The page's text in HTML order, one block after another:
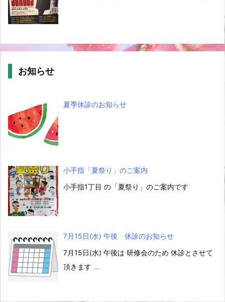
お知らせ
夏季休診のお知らせ
小手指「夏祭り」のご案内
小手指1丁目 の「夏祭り」のご案内です
7月15日(水) 午後 休診のお知らせ
7月15日(水) 午後は 研修会のため 休診とさせて
頂きます …